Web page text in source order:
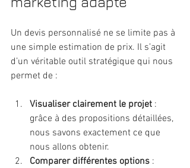
Un devis personnalisé ne se limite pas à
une simple estimation de prix. Il s’agit
d’un véritable outil stratégique qui nous
permet de :
Visualiser clairement le projet :
grâce à des propositions détaillées,
nous savons exactement ce que
nous allons obtenir.
Comparer différentes options :